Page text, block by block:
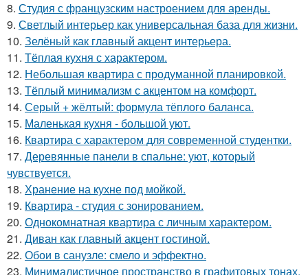
8. Студия с французским настроением для аренды.
9. Светлый интерьер как универсальная база для жизни.
10. Зелёный как главный акцент интерьера.
11. Тёплая кухня с характером.
12. Небольшая квартира с продуманной планировкой.
13. Тёплый минимализм с акцентом на комфорт.
14. Серый + жёлтый: формула тёплого баланса.
15. Маленькая кухня - большой уют.
16. Квартира с характером для современной студентки.
17. Деревянные панели в спальне: уют, который
чувствуется.
18. Хранение на кухне под мойкой.
19. Квартира - студия с зонированием.
20. Однокомнатная квартира с личным характером.
21. Диван как главный акцент гостиной.
22. Обои в санузле: смело и эффектно.
23. Минималистичное пространство в графитовых тонах.